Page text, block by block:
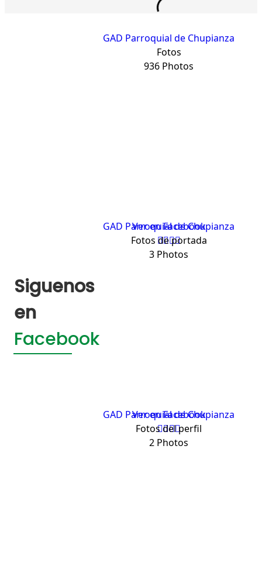
Siguenos
en
Facebook
GAD Parroquial de Chupianza
Fotos
936 Photos
Ver en Facebook
GAD Parroquial de Chupianza
Fotos de portada
3 Photos
Ver en Facebook
GAD Parroquial de Chupianza
Fotos del perfil
2 Photos